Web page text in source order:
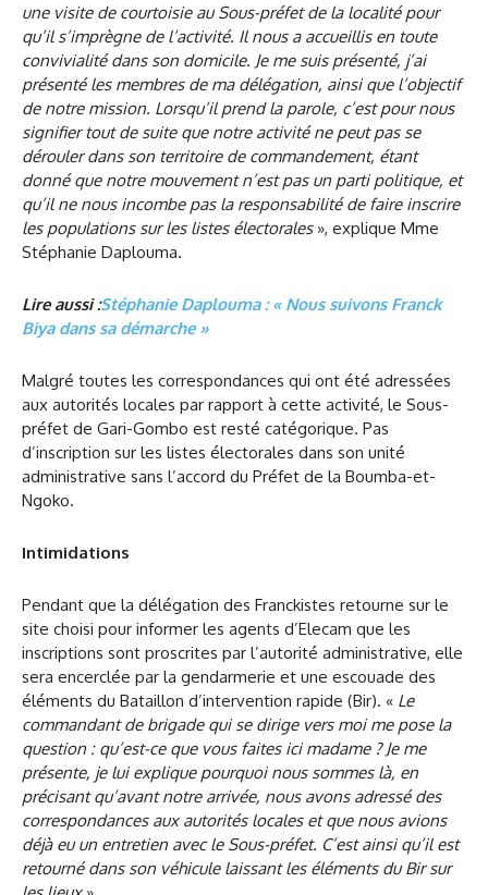
une visite de courtoisie au Sous-préfet de la localité pour
qu’il s’imprègne de l’activité. Il nous a accueillis en toute
convivialité dans son domicile. Je me suis présenté, j’ai
présenté les membres de ma délégation, ainsi que l’objectif
de notre mission. Lorsqu’il prend la parole, c’est pour nous
signifier tout de suite que notre activité ne peut pas se
dérouler dans son territoire de commandement, étant
donné que notre mouvement n’est pas un parti politique, et
qu’il ne nous incombe pas la responsabilité de faire inscrire
les populations sur les listes électorales», explique Mme
Stéphanie Daplouma.
Lire aussi :Stéphanie Daplouma : « Nous suivons Franck
Biya dans sa démarche »
Malgré toutes les correspondances qui ont été adressées
aux autorités locales par rapport à cette activité, le Sous-
préfet de Gari-Gombo est resté catégorique. Pas
d’inscription sur les listes électorales dans son unité
administrative sans l’accord du Préfet de la Boumba-et-
Ngoko.
Intimidations
Pendant que la délégation des Franckistes retourne sur le
site choisi pour informer les agents d’Elecam que les
inscriptions sont proscrites par l’autorité administrative, elle
sera encerclée par la gendarmerie et une escouade des
éléments du Bataillon d’intervention rapide (Bir). « Le
commandant de brigade qui se dirige vers moi me pose la
question : qu’est-ce que vous faites ici madame ? Je me
présente, je lui explique pourquoi nous sommes là, en
précisant qu’avant notre arrivée, nous avons adressé des
correspondances aux autorités locales et que nous avions
déjà eu un entretien avec le Sous-préfet. C’est ainsi qu’il est
retourné dans son véhicule laissant les éléments du Bir sur